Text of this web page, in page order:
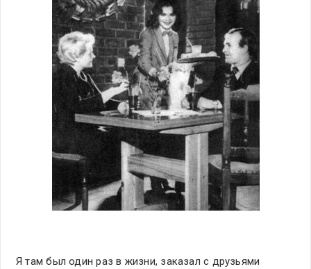
Я там был один раз в жизни, заказал с друзьями